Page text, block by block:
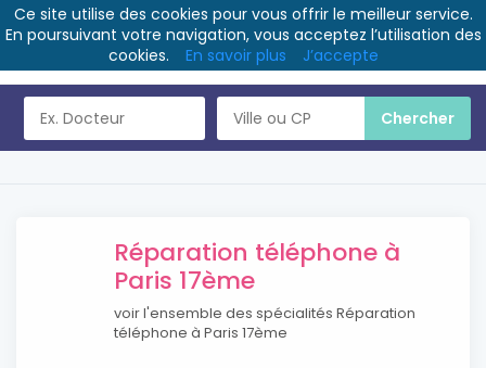
Réparation téléphone à
Paris 17ème
voir l'ensemble des spécialités Réparation
téléphone à Paris 17ème
Ce site utilise des cookies pour vous offrir le meilleur service.
En poursuivant votre navigation, vous acceptez l’utilisation des
cookies.
En savoir plus J’accepte